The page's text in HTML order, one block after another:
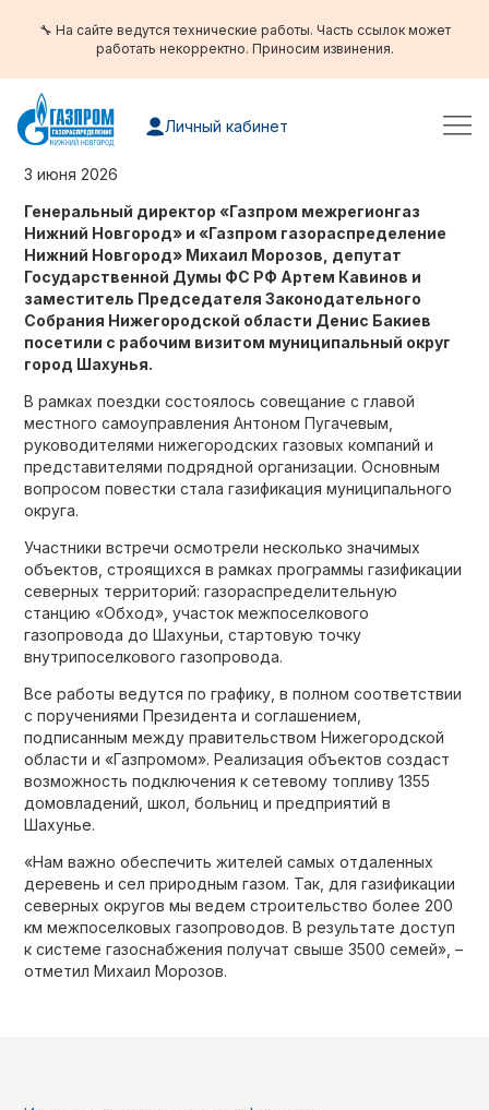
🔧 На сайте ведутся технические работы. Часть ссылок может
работать некорректно. Приносим извинения.
Личный кабинет
3 июня 2026
Генеральный директор «Газпром межрегионгаз
Нижний Новгород» и «Газпром газораспределение
Нижний Новгород» Михаил Морозов, депутат
Государственной Думы ФС РФ Артем Кавинов и
заместитель Председателя Законодательного
Собрания Нижегородской области Денис Бакиев
посетили с рабочим визитом муниципальный округ
город Шахунья.
В рамках поездки состоялось совещание с главой
местного самоуправления Антоном Пугачевым,
руководителями нижегородских газовых компаний и
представителями подрядной организации. Основным
вопросом повестки стала газификация муниципального
округа.
Участники встречи осмотрели несколько значимых
объектов, строящихся в рамках программы газификации
северных территорий: газораспределительную
станцию «Обход», участок межпоселкового
газопровода до Шахуньи, стартовую точку
внутрипоселкового газопровода.
Все работы ведутся по графику, в полном соответствии
с поручениями Президента и соглашением,
подписанным между правительством Нижегородской
области и «Газпромом». Реализация объектов создаст
возможность подключения к сетевому топливу 1355
домовладений, школ, больниц и предприятий в
Шахунье.
«Нам важно обеспечить жителей самых отдаленных
деревень и сел природным газом. Так, для газификации
северных округов мы ведем строительство более 200
км межпоселковых газопроводов. В результате доступ
к системе газоснабжения получат свыше 3500 семей», –
отметил Михаил Морозов.